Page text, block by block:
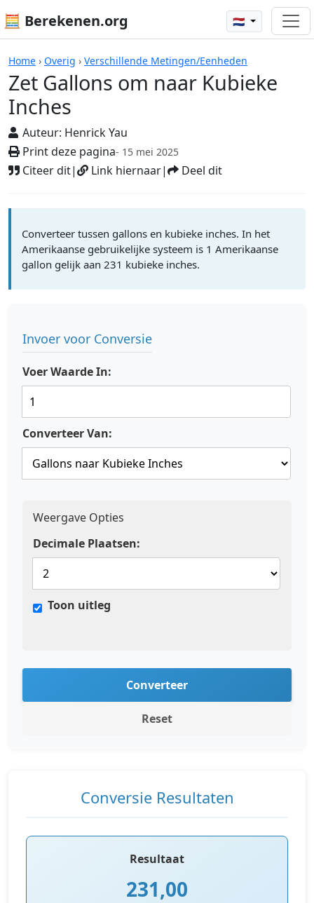
🧮 Berekenen.org 🇳🇱
Home › Overig › Verschillende Metingen/Eenheden
Zet Gallons om naar Kubieke
Inches
Auteur: Henrick Yau
Print deze pagina- 15 mei 2025
Citeer dit| Link hiernaar| Deel dit
Rekenmachines
Converteer tussen gallons en kubieke inches. In het
Amerikaanse gebruikelijke systeem is 1 Amerikaanse
gallon gelijk aan 231 kubieke inches.
Invoer voor Conversie
Voer Waarde In:
Converteer Van:
Weergave Opties
Decimale Plaatsen:
Toon uitleg
Converteer
Reset
Conversie Resultaten
Resultaat
231,00